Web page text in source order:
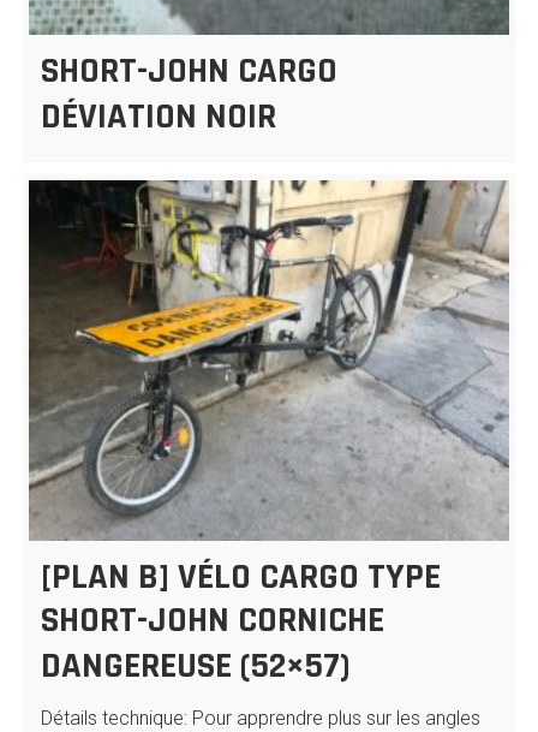
SHORT-JOHN CARGO
DÉVIATION NOIR
[PLAN B] VÉLO CARGO TYPE
SHORT-JOHN CORNICHE
DANGEREUSE (52×57)
Détails technique: Pour apprendre plus sur les angles